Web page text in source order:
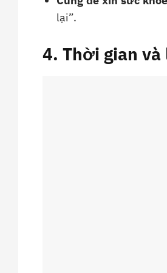
lại”.
4. Thời gian